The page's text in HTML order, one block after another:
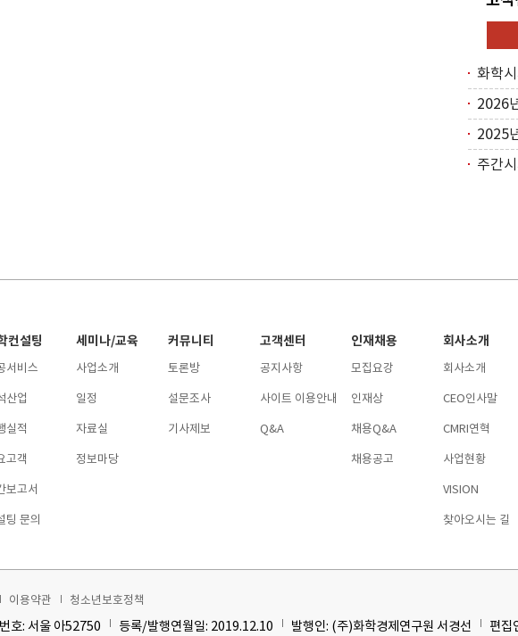
컨설팅
서비스
산업
실적
고객
보고서
팅 문의
세미나/교육
사업소개
일정
자료실
정보마당
커뮤니티
토론방
설문조사
기사제보
고객센터
공지사항
사이트 이용안내
Q&A
인재채용
모집요강
인재상
채용Q&A
채용공고
회사소개
회사소개
CEO인사말
CMRI연혁
사업현황
VISION
찾아오시는 길
이용약관 청소년보호정책
호: 서울 아52750 등록/발행연월일: 2019.12.10 발행인: (주)화학경제연구원 서경선 편집